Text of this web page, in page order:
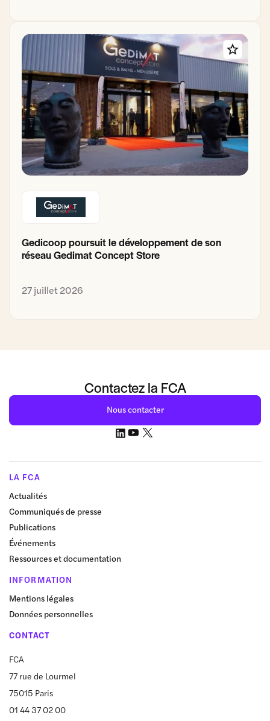
Gedicoop poursuit le développement de son
réseau Gedimat Concept Store
27 juillet 2026
Contactez la FCA
Nous contacter
LA FCA
Actualités
Communiqués de presse
Publications
Événements
Ressources et documentation
INFORMATION
Mentions légales
Données personnelles
CONTACT
FCA
77 rue de Lourmel
75015 Paris
01 44 37 02 00